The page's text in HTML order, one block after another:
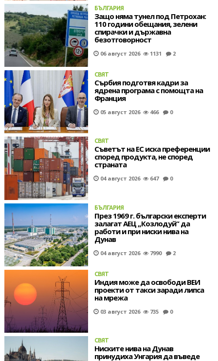
БЪЛГАРИЯ
Защо няма тунел под Петрохан:
110 години обещания, зелени
спирачки и държавна
безотговорност
06 август 2026 1131 2
СВЯТ
Сърбия подготвя кадри за
ядрена програма с помощта на
Франция
05 август 2026 466 0
СВЯТ
Съветът на ЕС иска преференции
според продукта, не според
страната
04 август 2026 647 0
БЪЛГАРИЯ
През 1969 г. български експерти
залагат АЕЦ „Козлодуй“ да
работи и при ниски нива на
Дунав
04 август 2026 7990 2
СВЯТ
Индия може да освободи ВЕИ
проекти от такси заради липса
на мрежа
03 август 2026 735 0
СВЯТ
Ниските нива на Дунав
принудиха Унгария да въведе